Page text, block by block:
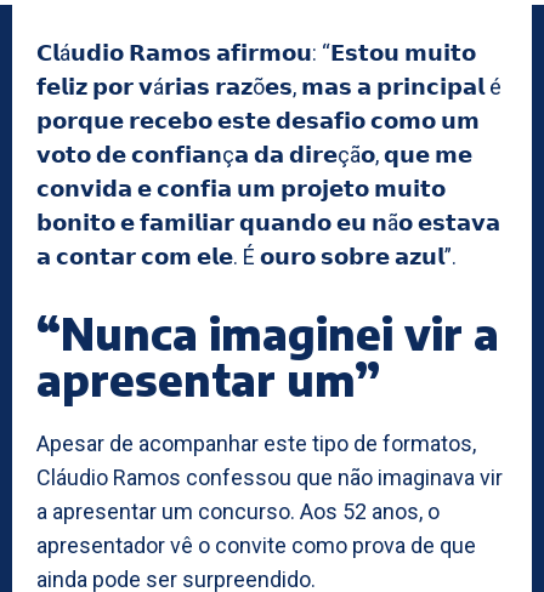
𝗖𝗹á𝘂𝗱𝗶𝗼 𝗥𝗮𝗺𝗼𝘀 𝗮𝗳𝗶𝗿𝗺𝗼𝘂: “𝗘𝘀𝘁𝗼𝘂 𝗺𝘂𝗶𝘁𝗼
𝗳𝗲𝗹𝗶𝘇 𝗽𝗼𝗿 𝘃á𝗿𝗶𝗮𝘀 𝗿𝗮𝘇õ𝗲𝘀, 𝗺𝗮𝘀 𝗮 𝗽𝗿𝗶𝗻𝗰𝗶𝗽𝗮𝗹 é
𝗽𝗼𝗿𝗾𝘂𝗲 𝗿𝗲𝗰𝗲𝗯𝗼 𝗲𝘀𝘁𝗲 𝗱𝗲𝘀𝗮𝗳𝗶𝗼 𝗰𝗼𝗺𝗼 𝘂𝗺
𝘃𝗼𝘁𝗼 𝗱𝗲 𝗰𝗼𝗻𝗳𝗶𝗮𝗻ç𝗮 𝗱𝗮 𝗱𝗶𝗿𝗲çã𝗼, 𝗾𝘂𝗲 𝗺𝗲
𝗰𝗼𝗻𝘃𝗶𝗱𝗮 𝗲 𝗰𝗼𝗻𝗳𝗶𝗮 𝘂𝗺 𝗽𝗿𝗼𝗷𝗲𝘁𝗼 𝗺𝘂𝗶𝘁𝗼
𝗯𝗼𝗻𝗶𝘁𝗼 𝗲 𝗳𝗮𝗺𝗶𝗹𝗶𝗮𝗿 𝗾𝘂𝗮𝗻𝗱𝗼 𝗲𝘂 𝗻ã𝗼 𝗲𝘀𝘁𝗮𝘃𝗮
𝗮 𝗰𝗼𝗻𝘁𝗮𝗿 𝗰𝗼𝗺 𝗲𝗹𝗲. É 𝗼𝘂𝗿𝗼 𝘀𝗼𝗯𝗿𝗲 𝗮𝘇𝘂𝗹”.
“Nunca imaginei vir a
apresentar um”
Apesar de acompanhar este tipo de formatos,
Cláudio Ramos confessou que não imaginava vir
a apresentar um concurso. Aos 52 anos, o
apresentador vê o convite como prova de que
ainda pode ser surpreendido.